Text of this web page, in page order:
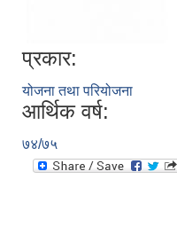
प्रकार:
योजना तथा परियोजना
आर्थिक वर्ष:
७४/७५